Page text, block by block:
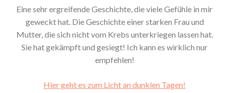
Eine sehr ergreifende Geschichte, die viele Gefühle in mir
geweckt hat. Die Geschichte einer starken Frau und
Mutter, die sich nicht vom Krebs unterkriegen lassen hat.
Sie hat gekämpft und gesiegt! Ich kann es wirklich nur
empfehlen!
Hier geht es zum Licht an dunklen Tagen!